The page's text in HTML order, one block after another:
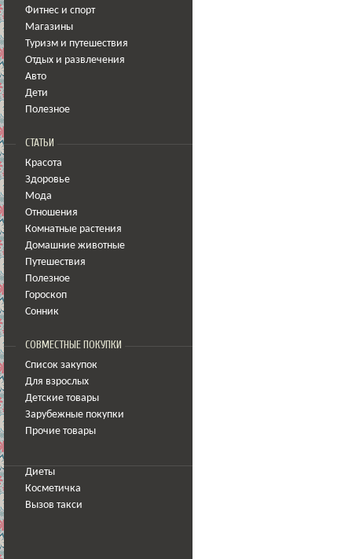
Фитнес и спорт
Магазины
Туризм и путешествия
Отдых и развлечения
Авто
Дети
Полезное
СТАТЬИ
Красота
Здоровье
Мода
Отношения
Комнатные растения
Домашние животные
Путешествия
Полезное
Гороскоп
Сонник
СОВМЕСТНЫЕ ПОКУПКИ
Список закупок
Для взрослых
Детские товары
Зарубежные покупки
Прочие товары
Диеты
Косметичка
Вызов такси